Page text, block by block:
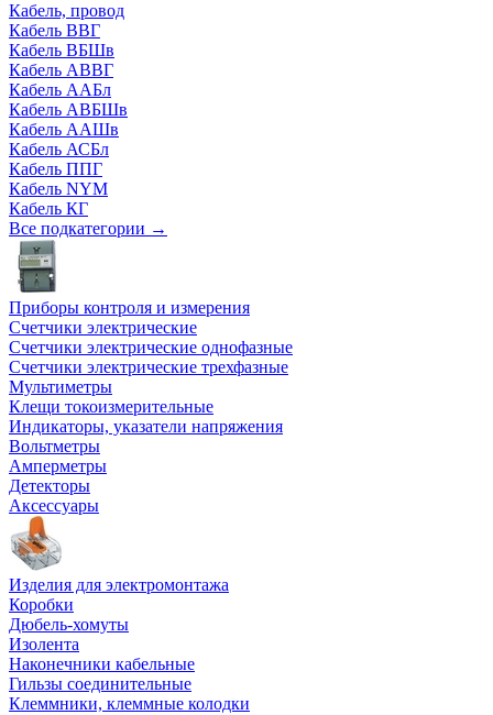
Кабель, провод
Кабель ВВГ
Кабель ВБШв
Кабель АВВГ
Кабель ААБл
Кабель АВБШв
Кабель ААШв
Кабель АСБл
Кабель ППГ
Кабель NYM
Кабель КГ
Все подкатегории →
Приборы контроля и измерения
Счетчики электрические
Счетчики электрические однофазные
Счетчики электрические трехфазные
Мультиметры
Клещи токоизмерительные
Индикаторы, указатели напряжения
Вольтметры
Амперметры
Детекторы
Аксессуары
Изделия для электромонтажа
Коробки
Дюбель-хомуты
Изолента
Наконечники кабельные
Гильзы соединительные
Клеммники, клеммные колодки